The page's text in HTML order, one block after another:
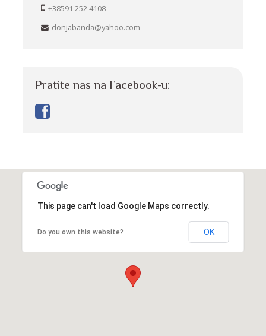
+38591 252 4108
donjabanda@yahoo.com
Pratite nas na Facebook-u:
This page can't load Google Maps correctly.
Do you own this website? OK